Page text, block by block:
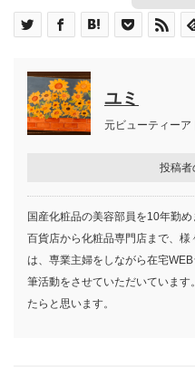
目次
ミラーネイルの基本的なや
準備するもの
ミラーネイルの基本工程
アレンジ編① バイカラー
アレンジ編② うねうね模
やり方
準備するもの
うねうね模様のミラーネ
かわいい＆おしゃれなミラ
アレンジ編①
ミラーネイルの
二面生を活かしたバイカラ
ていきましょう。
遊び心を取り入れて、まっ
いかもしれませんね。
半分だけをミラーネイルに
かわいい＆おし
デザイン
ミラーネイルの
問
いざミラーネイルにチャレ
ネイルをしてしまうと、デ
爪のトラブルにまで発展
ユミ
元ビューティーア
投稿者
国産化粧品の美容部員を10年勤め
百貨店から化粧品専門店まで、
は、専業主婦をしながら在宅
筆活動をさせていただいていま
たらと思います。